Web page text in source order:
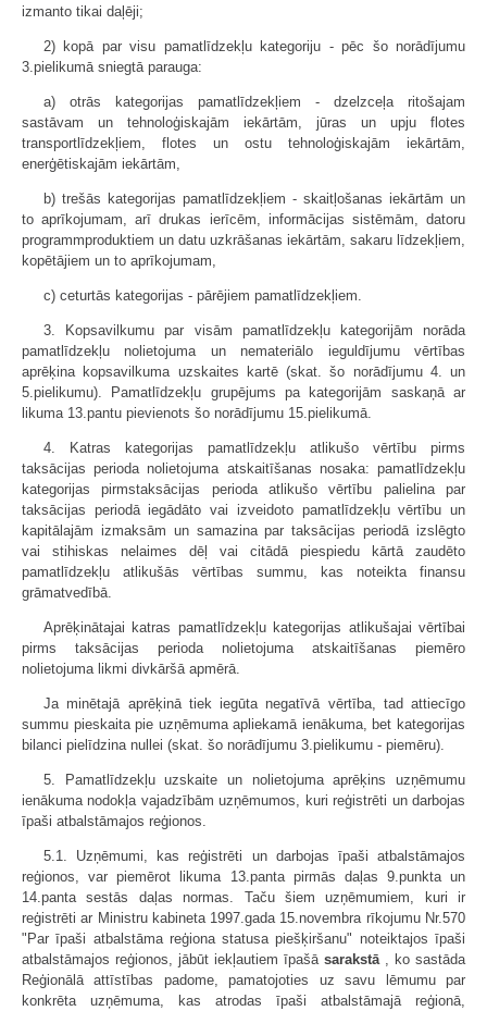
izmanto tikai daļēji;
2) kopā par visu pamatlīdzekļu kategoriju - pēc šo norādījumu
3.pielikumā sniegtā parauga:
a) otrās kategorijas pamatlīdzekļiem - dzelzceļa ritošajam
sastāvam un tehnoloģiskajām iekārtām, jūras un upju flotes
transportlīdzekļiem, flotes un ostu tehnoloģiskajām iekārtām,
enerģētiskajām iekārtām,
b) trešās kategorijas pamatlīdzekļiem - skaitļošanas iekārtām un
to aprīkojumam, arī drukas ierīcēm, informācijas sistēmām, datoru
programmproduktiem un datu uzkrāšanas iekārtām, sakaru līdzekļiem,
kopētājiem un to aprīkojumam,
c) ceturtās kategorijas - pārējiem pamatlīdzekļiem.
3. Kopsavilkumu par visām pamatlīdzekļu kategorijām norāda
pamatlīdzekļu nolietojuma un nemateriālo ieguldījumu vērtības
aprēķina kopsavilkuma uzskaites kartē (skat. šo norādījumu 4. un
5.pielikumu). Pamatlīdzekļu grupējums pa kategorijām saskaņā ar
likuma 13.pantu pievienots šo norādījumu 15.pielikumā.
4. Katras kategorijas pamatlīdzekļu atlikušo vērtību pirms
taksācijas perioda nolietojuma atskaitīšanas nosaka: pamatlīdzekļu
kategorijas pirmstaksācijas perioda atlikušo vērtību palielina par
taksācijas periodā iegādāto vai izveidoto pamatlīdzekļu vērtību un
kapitālajām izmaksām un samazina par taksācijas periodā izslēgto
vai stihiskas nelaimes dēļ vai citādā piespiedu kārtā zaudēto
pamatlīdzekļu atlikušās vērtības summu, kas noteikta finansu
grāmatvedībā.
Aprēķinātajai katras pamatlīdzekļu kategorijas atlikušajai vērtībai
pirms taksācijas perioda nolietojuma atskaitīšanas piemēro
nolietojuma likmi divkāršā apmērā.
Ja minētajā aprēķinā tiek iegūta negatīvā vērtība, tad attiecīgo
summu pieskaita pie uzņēmuma apliekamā ienākuma, bet kategorijas
bilanci pielīdzina nullei (skat. šo norādījumu 3.pielikumu - piemēru).
5. Pamatlīdzekļu uzskaite un nolietojuma aprēķins uzņēmumu
ienākuma nodokļa vajadzībām uzņēmumos, kuri reģistrēti un darbojas
īpaši atbalstāmajos reģionos.
5.1. Uzņēmumi, kas reģistrēti un darbojas īpaši atbalstāmajos
reģionos, var piemērot likuma 13.panta pirmās daļas 9.punkta un
14.panta sestās daļas normas. Taču šiem uzņēmumiem, kuri ir
reģistrēti ar Ministru kabineta 1997.gada 15.novembra rīkojumu Nr.570
"Par īpaši atbalstāma reģiona statusa piešķiršanu" noteiktajos īpaši
atbalstāmajos reģionos, jābūt iekļautiem īpašā sarakstā , ko sastāda
Reģionālā attīstības padome, pamatojoties uz savu lēmumu par
konkrēta uzņēmuma, kas atrodas īpaši atbalstāmajā reģionā,